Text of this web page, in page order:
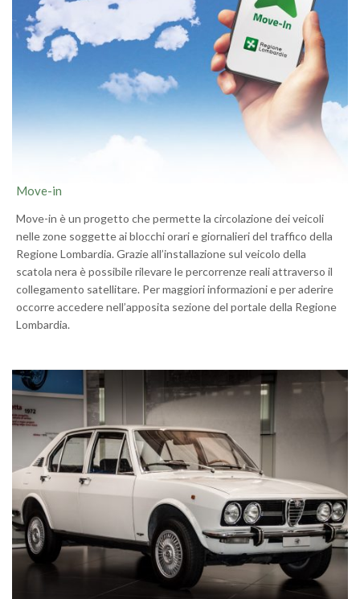
Move-in
Move-in è un progetto che permette la circolazione dei veicoli
nelle zone soggette ai blocchi orari e giornalieri del traffico della
Regione Lombardia. Grazie all’installazione sul veicolo della
scatola nera è possibile rilevare le percorrenze reali attraverso il
collegamento satellitare. Per maggiori informazioni e per aderire
occorre accedere nell’apposita sezione del portale della Regione
Lombardia.